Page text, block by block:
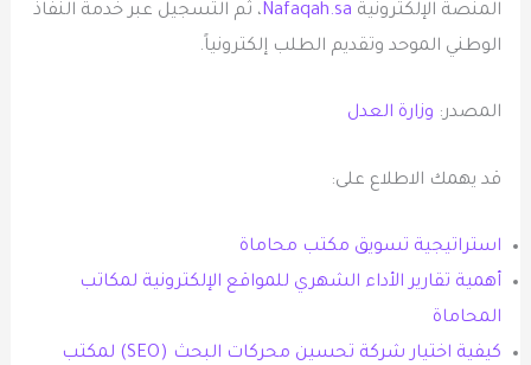
المنصة الإلكترونية Nafaqah.sa، ثم التسجيل عبر خدمة النفاذ
الوطني الموحد وتقديم الطلب إلكترونياً. ​
المصدر: وزارة العدل
قد يهمك الاطلاع على:
استراتيجية تسويق مكتب محاماة
أهمية تقارير الأداء الشهري للمواقع الإلكترونية لمكاتب
المحاماة
كيفية اختيار شركة تحسين محركات البحث (SEO) لمكتب